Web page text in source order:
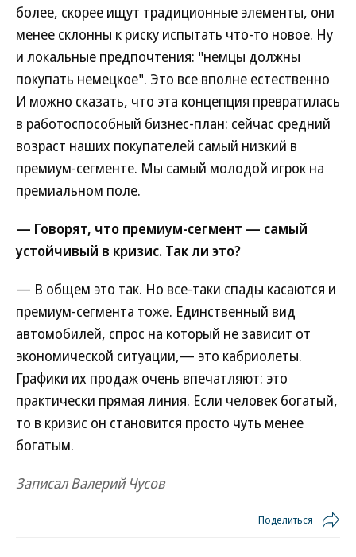
более, скорее ищут традиционные элементы, они
менее склонны к риску испытать что-то новое. Ну
и локальные предпочтения: "немцы должны
покупать немецкое". Это все вполне естественно
И можно сказать, что эта концепция превратилась
в работоспособный бизнес-план: сейчас средний
возраст наших покупателей самый низкий в
премиум-сегменте. Мы самый молодой игрок на
премиальном поле.
— Говорят, что премиум-сегмент — самый
устойчивый в кризис. Так ли это?
— В общем это так. Но все-таки спады касаются и
премиум-сегмента тоже. Единственный вид
автомобилей, спрос на который не зависит от
экономической ситуации,— это кабриолеты.
Графики их продаж очень впечатляют: это
практически прямая линия. Если человек богатый,
то в кризис он становится просто чуть менее
богатым.
Записал Валерий Чусов
Поделиться